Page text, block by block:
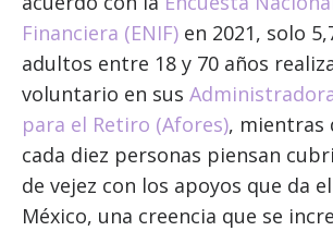
Financiera (ENIF)en 2021, solo
adultos entre 18 y 70 años
voluntario en sus
para el Retiro (Afores), mientras
cada diez personas piensan
de vejez con los apoyos que da
México, una creencia que se